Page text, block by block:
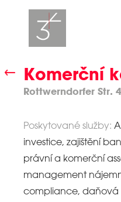
Komerční
Rottwerndorfer Str.
Poskytované služby:
investice, zajištění
právní a komerční
management
compliance, daňová